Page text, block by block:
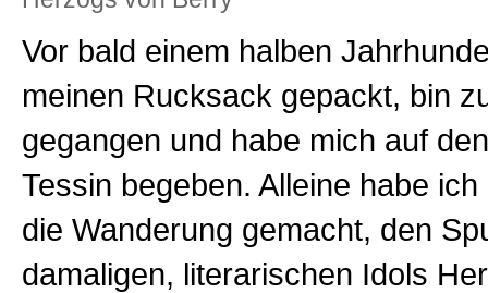
Vor bald einem halben
meinen Rucksack gepackt, bin
gegangen und habe mich auf
Tessin begeben. Alleine habe
die Wanderung gemacht, den
damaligen, literarischen Idols